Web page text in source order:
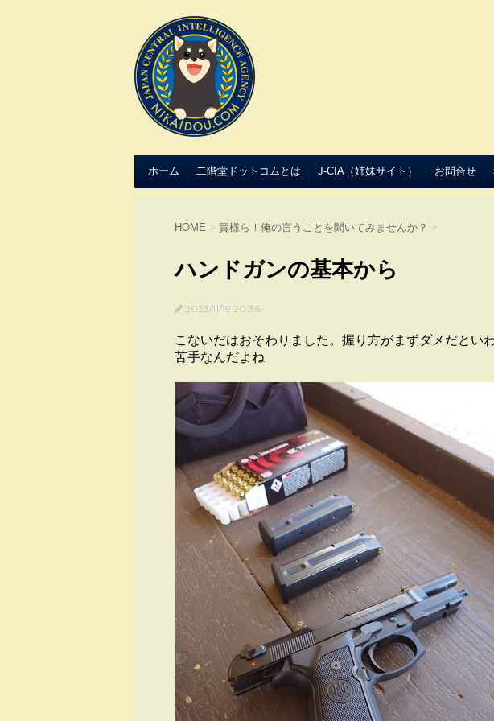
ホーム 二階堂ドットコムとは J-CIA（姉妹サイト） お問合せ
HOME > 貴様ら！俺の言うことを聞いてみませんか？ >
ハンドガンの基本から
2023/11/19 20:36
こないだはおそわりました。握り方がまずダメだとい
苦手なんだよね